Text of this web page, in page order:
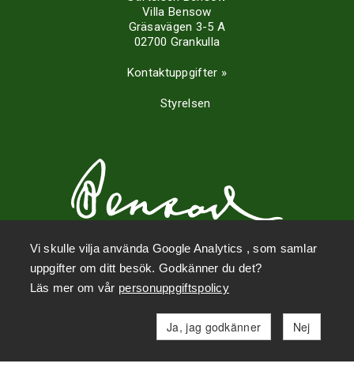
Villa Bensow
Gräsavägen 3-5 A
02700 Grankulla
Kontaktuppgifter »
Styrelsen
Sociala medier
Vi skulle vilja använda Google Analytics , som samlar
uppgifter om ditt besök. Godkänner du det?
Läs mer om vår personuppgiftspolicy
Ja, jag godkänner Nej